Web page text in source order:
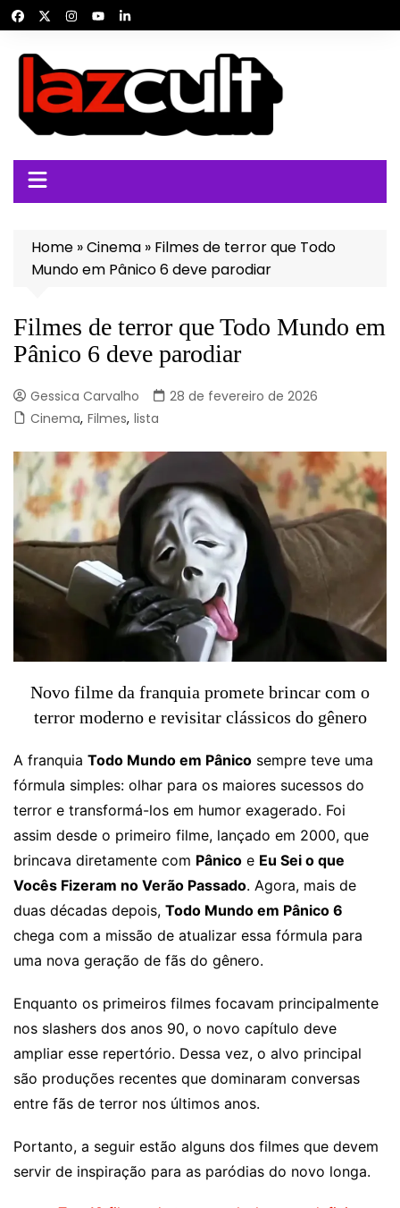
para
conteúdo
Home »Cinema » Filmes de terror que Todo
Mundo em Pânico 6 deve parodiar
Filmes de terror que Todo Mundo em
Pânico 6 deve parodiar
Gessica Carvalho
28 de fevereiro de 2026
Cinema, Filmes, lista
Novo filme da franquia promete brincar com o
terror moderno e revisitar clássicos do gênero
A franquia Todo Mundo em Pânico sempre teve uma
fórmula simples: olhar para os maiores sucessos do
terror e transformá-los em humor exagerado. Foi
assim desde o primeiro filme, lançado em 2000, que
brincava diretamente com Pânico e Eu Sei o que
Vocês Fizeram no Verão Passado. Agora, mais de
duas décadas depois, Todo Mundo em Pânico 6
chega com a missão de atualizar essa fórmula para
uma nova geração de fãs do gênero.
Enquanto os primeiros filmes focavam principalmente
nos slashers dos anos 90, o novo capítulo deve
ampliar esse repertório. Dessa vez, o alvo principal
são produções recentes que dominaram conversas
entre fãs de terror nos últimos anos.
Portanto, a seguir estão alguns dos filmes que devem
servir de inspiração para as paródias do novo longa.